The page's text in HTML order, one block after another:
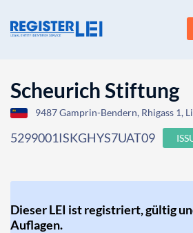
Scheurich Stiftung
9487 Gamprin-Bendern, Rhigass 1,
5299001ISKGHYS7UAT09
Dieser LEI ist registriert, gültig
Auflagen.